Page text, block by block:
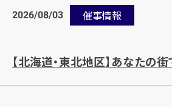
2026/08/03 催事情報
【北海道・東北地区】あなたの